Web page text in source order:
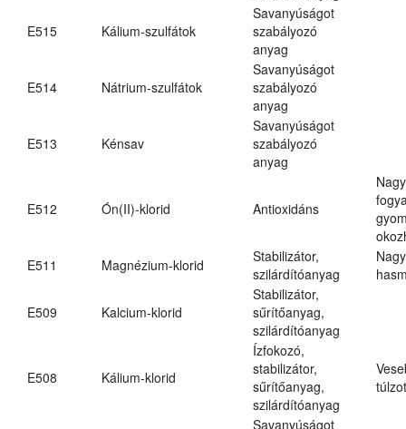
E515 Kálium-szulfátok
Savanyúságot
szabályozó
anyag
E514 Nátrium-szulfátok
Savanyúságot
szabályozó
anyag
E513 Kénsav
Savanyúságot
szabályozó
anyag
E512 Ón(II)-klorid Antioxidáns
E511
Magnézium-klorid
Stabilizátor,
szilárdítóanyag
E509 Kalcium-klorid
Stabilizátor,
sűrítőanyag,
szilárdítóanyag
E508 Kálium-klorid
Ízfokozó,
stabilizátor,
sűrítőanyag,
szilárdítóanyag
Savanyúságot